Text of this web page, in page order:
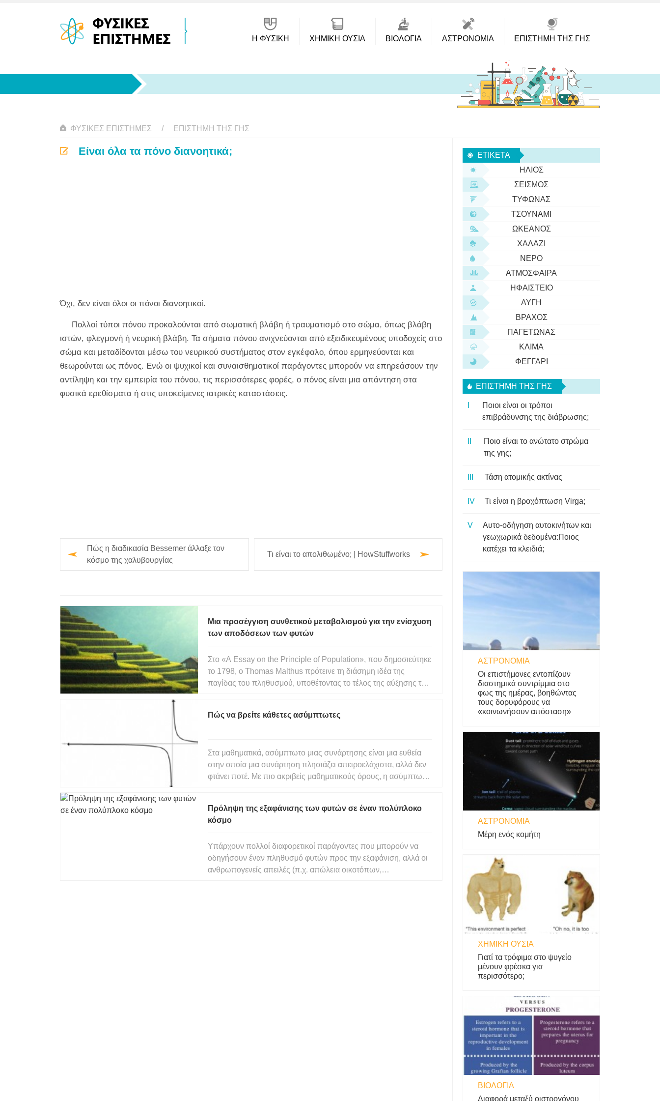
Η ΦΥΣΙΚΗ ΧΗΜΙΚΉ ΟΥΣΊΑ ΒΙΟΛΟΓΊΑ ΑΣΤΡΟΝΟΜΊΑ ΕΠΙΣΤΉΜΗ ΤΗΣ ΓΗΣ
ΦΥΣΙΚΈΣ ΕΠΙΣΤΉΜΕΣ ΕΠΙΣΤΉΜΗ ΤΗΣ ΓΗΣ
Είναι όλα τα πόνο διανοητικά;
Όχι, δεν είναι όλοι οι πόνοι διανοητικοί.
Πολλοί τύποι πόνου προκαλούνται από σωματική βλάβη ή τραυματισμό στο σώμα, όπως βλάβη
ιστών, φλεγμονή ή νευρική βλάβη. Τα σήματα πόνου ανιχνεύονται από εξειδικευμένους υποδοχείς στο
σώμα και μεταδίδονται μέσω του νευρικού συστήματος στον εγκέφαλο, όπου ερμηνεύονται και
θεωρούνται ως πόνος. Ενώ οι ψυχικοί και συναισθηματικοί παράγοντες μπορούν να επηρεάσουν την
αντίληψη και την εμπειρία του πόνου, τις περισσότερες φορές, ο πόνος είναι μια απάντηση στα
φυσικά ερεθίσματα ή στις υποκείμενες ιατρικές καταστάσεις.
Πώς η διαδικασία Bessemer άλλαξε τον
κόσμο της χαλυβουργίας
Τι είναι το απολιθωμένο; | HowStuffworks
Μια προσέγγιση συνθετικού μεταβολισμού για την ενίσχυση
των αποδόσεων των φυτών
Στο «A Essay on the Principle of Population», που δημοσιεύτηκε
το 1798, ο Thomas Malthus πρότεινε τη διάσημη ιδέα της
παγίδας του πληθυσμού, υποθέτοντας το τέλος της αύξησης του
αναπόφευ
Πώς να βρείτε κάθετες ασύμπτωτες
Στα μαθηματικά, ασύμπτωτο μιας συνάρτησης είναι μια ευθεία
στην οποία μια συνάρτηση πλησιάζει απειροελάχιστα, αλλά δεν
φτάνει ποτέ. Με πιο ακριβείς μαθηματικούς όρους, η ασύμπτωτη
0Πρόληψη της εξαφάνισης των φυτών σε έναν πολύπλοκο
κόσμο
Υπάρχουν πολλοί διαφορετικοί παράγοντες που μπορούν να
οδηγήσουν έναν πληθυσμό φυτών προς την εξαφάνιση, αλλά οι
ανθρωπογενείς απειλές (π.χ. απώλεια οικοτόπων,
ΕΤΙΚΈΤΑ
ΉΛΙΟΣ
ΣΕΙΣΜΌΣ
ΤΥΦΏΝΑΣ
ΤΣΟΥΝΆΜΙ
ΩΚΕΑΝΌΣ
ΧΑΛΆΖΙ
ΝΕΡΌ
ΑΤΜΌΣΦΑΙΡΑ
ΗΦΑΊΣΤΕΙΟ
ΑΥΓΉ
ΒΡΆΧΟΣ
ΠΑΓΕΤΏΝΑΣ
ΚΛΊΜΑ
ΦΕΓΓΆΡΙ
ΕΠΙΣΤΉΜΗ ΤΗΣ ΓΗΣ
Ποιοι είναι οι τρόποι
επιβράδυνσης της διάβρωσης;
Ποιο είναι το ανώτατο στρώμα
της γης;
Τάση ατομικής ακτίνας
Τι είναι η βροχόπτωση Virga;
Αυτο-οδήγηση αυτοκινήτων και
γεωχωρικά δεδομένα:Ποιος
κατέχει τα κλειδιά;
ΑΣΤΡΟΝΟΜΊΑ
Οι επιστήμονες εντοπίζουν
διαστημικά συντρίμμια στο
φως της ημέρας, βοηθώντας
τους δορυφόρους να
«κοινωνήσουν απόσταση»
ΑΣΤΡΟΝΟΜΊΑ
Μέρη ενός κομήτη
ΧΗΜΙΚΉ ΟΥΣΊΑ
Γιατί τα τρόφιμα στο ψυγείο
μένουν φρέσκα για
περισσότερο;
ΒΙΟΛΟΓΊΑ
Διαφορά μεταξύ οιστρογόνου